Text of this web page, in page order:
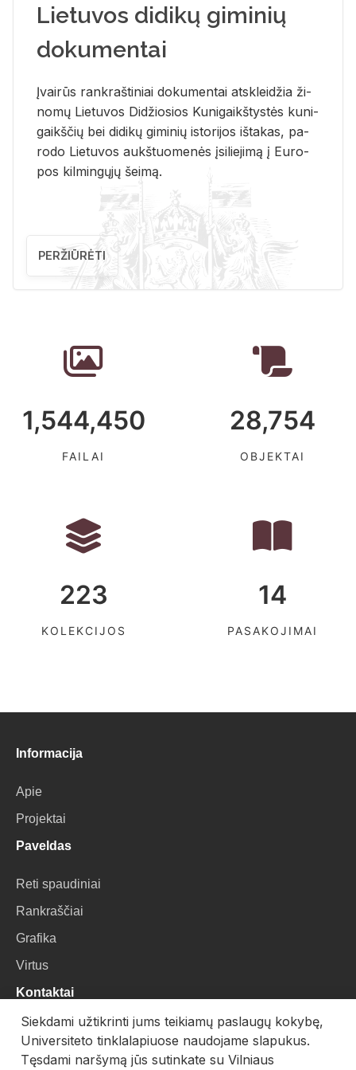
Lietuvos didikų giminių
dokumentai
Įvai­rūs rank­raš­ti­niai do­ku­men­tai at­sklei­džia ži­
no­mų Lie­tu­vos Di­džio­sios Ku­ni­gaikš­tys­tės ku­ni­
gaikš­čių bei di­di­kų gi­mi­nių is­to­ri­jos iš­ta­kas, pa­
ro­do Lie­tu­vos aukš­tuo­me­nės įsi­lie­ji­mą į Eu­ro­
pos kil­min­gų­jų šei­mą.
PERŽIŪRĖTI
1,544,450
FAILAI
28,754
OBJEKTAI
223
KOLEKCIJOS
14
PASAKOJIMAI
Informacija
Apie
Projektai
Paveldas
Reti spaudiniai
Rankraščiai
Grafika
Virtus
Kontaktai
VU Biblioteka
Universiteto g. 3, LT-01122, Vilnius
Siekdami užtikrinti jums teikiamų paslaugų kokybę,
Universiteto tinklalapiuose naudojame slapukus.
Tęsdami naršymą jūs sutinkate su Vilniaus